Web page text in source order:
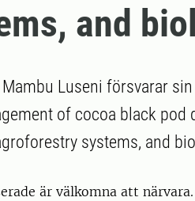
and
Luseni försvarar
of cocoa black pod
systems, and
är välkomna att närvara.